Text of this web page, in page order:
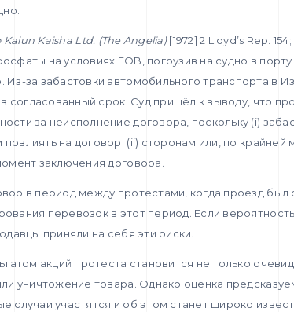
Kaiun Kaisha Ltd. (The Angelia)[1972] 2 Lloyd’s Rep. 154;
на условиях FOB, погрузив на судно в
за забастовки автомобильного транспорта в
в согласованный срок. Суд пришёл к выводу, что
за неисполнение договора, поскольку (i)
на договор; (ii) сторонам или, по крайней
заключения договора.
в период между протестами, когда проезд был
перевозок в этот период. Если
приняли на себя эти риски.
акций протеста становится не только
уничтожение товара. Однако оценка
случаи участятся и об этом станет широко